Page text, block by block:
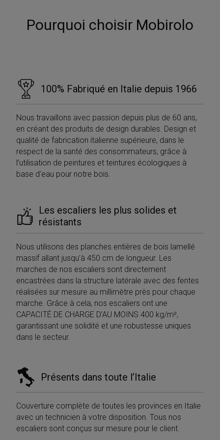
Pourquoi choisir Mobirolo
100% Fabriqué en Italie depuis 1966
Nous travaillons avec passion depuis plus de 60 ans,
en créant des produits de design durables. Design et
qualité de fabrication italienne supérieure, dans le
respect de la santé des consommateurs, grâce à
l’utilisation de peintures et teintures écologiques à
base d’eau pour notre bois.
Les escaliers les plus solides et
résistants
Nous utilisons des planches entières de bois lamellé
massif allant jusqu’à 450 cm de longueur. Les
marches de nos escaliers sont directement
encastrées dans la structure latérale avec des fentes
réalisées sur mesure au millimètre près pour chaque
marche. Grâce à cela, nos escaliers ont une
CAPACITÉ DE CHARGE D’AU MOINS 400 kg/m²,
garantissant une solidité et une robustesse uniques
dans le secteur.
Présents dans toute l’Italie
Couverture complète de toutes les provinces en Italie
avec un technicien à votre disposition. Tous nos
escaliers sont conçus sur mesure pour le client.
CookieScriptConsent
CookieScript
VISITOR_PRIVACY_METADATA
YouTube
.youtube.com
5 mesi 4
Google
Privacy Policy